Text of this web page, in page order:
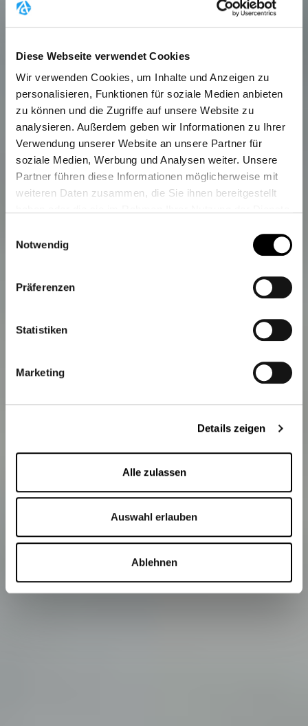
Diese Webseite verwendet Cookies
Wir verwenden Cookies, um Inhalte und Anzeigen zu
personalisieren, Funktionen für soziale Medien anbieten
zu können und die Zugriffe auf unsere Website zu
analysieren. Außerdem geben wir Informationen zu Ihrer
Verwendung unserer Website an unsere Partner für
soziale Medien, Werbung und Analysen weiter. Unsere
Partner führen diese Informationen möglicherweise mit
weiteren Daten zusammen, die Sie ihnen bereitgestellt
Weitere Informationen finden Sie unter
Datenschutz
Notwendig
Präferenzen
Statistiken
Marketing
Details zeigen
Alle zulassen
Auswahl erlauben
Ablehnen